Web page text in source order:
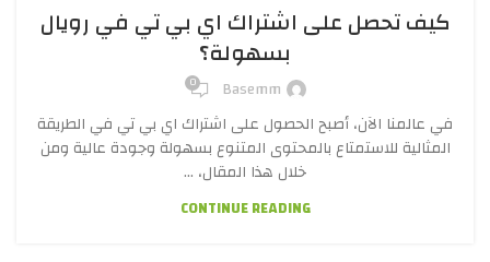
كيف تحصل على اشتراك اي بي تي في رويال
بسهولة؟
Basemm
0
في عالمنا الآن، أصبح الحصول على اشتراك اي بي تي في الطريقة
المثالية للاستمتاع بالمحتوى المتنوع بسهولة وجودة عالية ومن
خلال هذا المقال، ...
CONTINUE READING